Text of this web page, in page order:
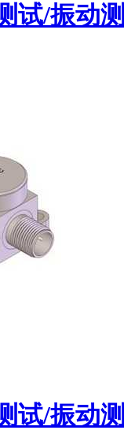
试/振动
试/振动